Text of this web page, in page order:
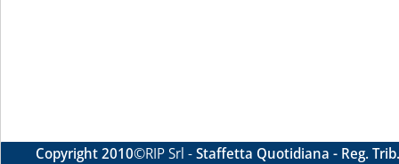
Copyright 2010©RIP Srl -Staffetta Quotidiana - Reg.